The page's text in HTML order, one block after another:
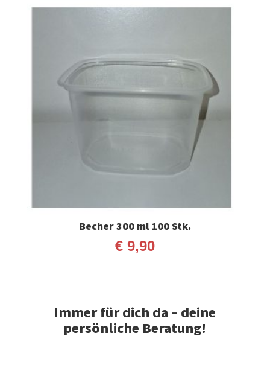
Becher 300 ml 100 Stk.
€9,90
Immer für dich da – deine
persönliche Beratung!